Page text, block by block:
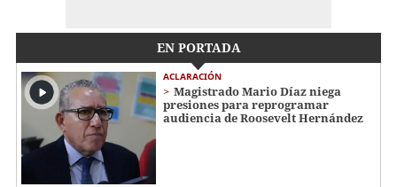
EN PORTADA
ACLARACIÓN
Magistrado Mario Díaz niega
presiones para reprogramar
audiencia de Roosevelt Hernández